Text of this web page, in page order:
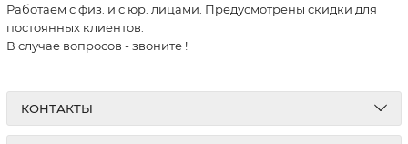
Работаем с физ. и с юр. лицами. Предусмотрены скидки для
постоянных клиентов.
В случае вопросов - звоните !
КОНТАКТЫ